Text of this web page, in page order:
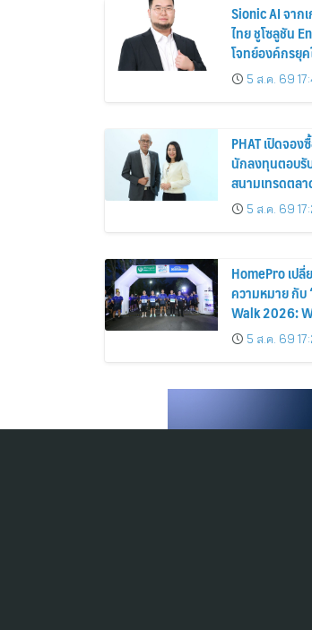
Sionic AI จาก
ไทย ชูโซลูชัน
โจทย์องค์กรยุ
ปลอดภัย และใช้
5 ส.ค. 69
PHAT เปิดจอ
นักลงทุนตอบรั
สนามเทรดตล
5 ส.ค. 69
HomePro เป
ความหมาย กับ
Walk 2026:
ก้าวที่เดิน… คือ
ชีวิต
5 ส.ค. 69